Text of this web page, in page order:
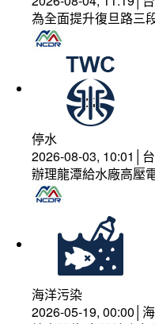
為全面提升復旦路三
停水
2026-08-03, 10:01│
辦理龍潭給水廠高壓
海洋污染
2026-05-19, 00:00│